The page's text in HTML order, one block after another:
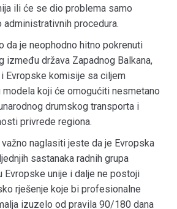
ili će se dio problema samo
administrativnih procedura.
da je neophodno hitno pokrenuti
između država Zapadnog Balkana,
Evropske komisije sa ciljem
koji će omogućiti nesmetano
drumskog transporta i
privrede regiona.
naglasiti jeste da je Evropska
sastanaka radnih grupa
Evropske unije i dalje ne postoji
rješenje koje bi profesionalne
izuzelo od pravila 90/180 dana